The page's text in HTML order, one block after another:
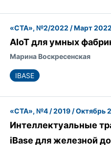
«СТА», №2/2022 / Март 2022
AIoT для умных
Марина Воскресенская
IBASE
«СТА», №4 / 2019 / Октябрь
Интеллектуальные
iBase для железной